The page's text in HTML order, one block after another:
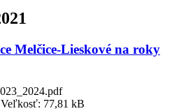
Melčice-Lieskové na roky
77,81 kB